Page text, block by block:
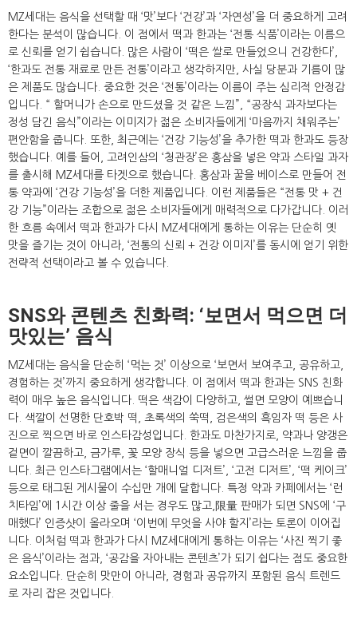
MZ세대는 음식을 선택할 때 ‘맛’보다 ‘건강’과 ‘자연성’을 더 중요하게 고려
한다는 분석이 많습니다. 이 점에서 떡과 한과는 ‘전통 식품’이라는 이름으
로 신뢰를 얻기 쉽습니다. 많은 사람이 ‘떡은 쌀로 만들었으니 건강한다’,
‘한과도 전통 재료로 만든 전통’이라고 생각하지만, 사실 당분과 기름이 많
은 제품도 많습니다. 중요한 것은 ‘전통’이라는 이름이 주는 심리적 안정감
입니다. “ 할머니가 손으로 만드셨을 것 같은 느낌”, “공장식 과자보다는
정성 담긴 음식”이라는 이미지가 젊은 소비자들에게 ‘마음까지 채워주는’
편안함을 줍니다. 또한, 최근에는 ‘건강 기능성’을 추가한 떡과 한과도 등장
했습니다. 예를 들어, 고려인삼의 ‘청관장’은 홍삼을 넣은 약과 스타일 과자
를 출시해 MZ세대를 타겟으로 했습니다. 홍삼과 꿀을 베이스로 만들어 전
통 약과에 ‘건강 기능성’을 더한 제품입니다. 이런 제품들은 “전통 맛 + 건
강 기능”이라는 조합으로 젊은 소비자들에게 매력적으로 다가갑니다. 이러
한 흐름 속에서 떡과 한과가 다시 MZ세대에게 통하는 이유는 단순히 옛
맛을 즐기는 것이 아니라, ‘전통의 신뢰 + 건강 이미지’를 동시에 얻기 위한
전략적 선택이라고 볼 수 있습니다.
SNS와 콘텐츠 친화력: ‘보면서 먹으면 더
맛있는’ 음식
MZ세대는 음식을 단순히 ‘먹는 것’ 이상으로 ‘보면서 보여주고, 공유하고,
경험하는 것’까지 중요하게 생각합니다. 이 점에서 떡과 한과는 SNS 친화
력이 매우 높은 음식입니다. 떡은 색감이 다양하고, 썰면 모양이 예쁘습니
다. 색깔이 선명한 단호박 떡, 초록색의 쑥떡, 검은색의 흑임자 떡 등은 사
진으로 찍으면 바로 인스타감성입니다. 한과도 마찬가지로, 약과나 양갱은
겉면이 깔끔하고, 금가루, 꽃 모양 장식 등을 넣으면 고급스러운 느낌을 줍
니다. 최근 인스타그램에서는 ‘할매니얼 디저트’, ‘고전 디저트’, ‘떡 케이크’
등으로 태그된 게시물이 수십만 개에 달합니다. 특정 약과 카페에서는 ‘런
치타임’에 1시간 이상 줄을 서는 경우도 많고,限量 판매가 되면 SNS에 ‘구
매했다’ 인증샷이 올라오며 ‘이번에 무엇을 사야 할지’라는 토론이 이어집
니다. 이처럼 떡과 한과가 다시 MZ세대에게 통하는 이유는 ‘사진 찍기 좋
은 음식’이라는 점과, ‘공감을 자아내는 콘텐츠’가 되기 쉽다는 점도 중요한
요소입니다. 단순히 맛만이 아니라, 경험과 공유까지 포함된 음식 트렌드
로 자리 잡은 것입니다.